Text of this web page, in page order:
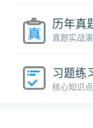
历年真
真题实战
习题练
核心知识